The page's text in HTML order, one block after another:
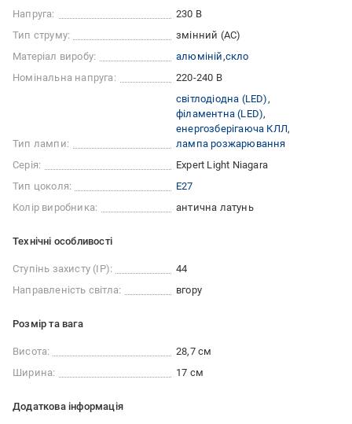
Напруга:
230 В
Тип струму:
змінний (AC)
Матеріал виробу:
алюміній скло
Номінальна напруга:
220-240 В
Тип лампи:
світлодіодна (LED)
філаментна (LED)
енергозберігаюча КЛЛ
лампа розжарювання
Серія:
Expert Light Niagara
Тип цоколя:
E27
Колір виробника:
антична латунь
Технічні особливості
Ступінь захисту (IP):
44
Направленість світла:
вгору
Розмір та вага
Висота:
28,7 см
Ширина:
17 см
Додаткова інформація